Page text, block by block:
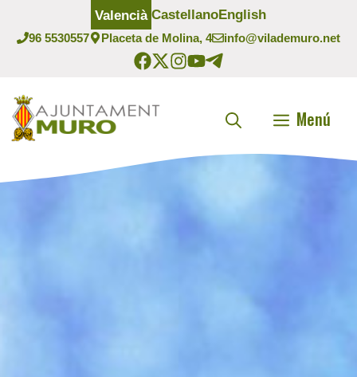
contingut
96 5530557 Placeta de Molina, 4 info@vilademuro.net
Valencià CastellanoEnglish
Menú